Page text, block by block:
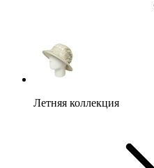
Летняя коллекция